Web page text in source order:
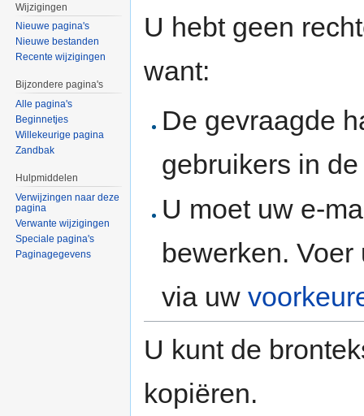
U hebt geen
want:
De gevraagde
gebruikers in
U moet uw e-
bewerken.
via uw
U kunt de
kopiëren.
Wijzigingen
Nieuwe pagina's
Nieuwe bestanden
Recente wijzigingen
Bijzondere pagina's
Alle pagina's
Beginnetjes
Willekeurige pagina
Zandbak
Hulpmiddelen
Verwijzingen naar deze
pagina
Verwante wijzigingen
Speciale pagina's
Paginagegevens